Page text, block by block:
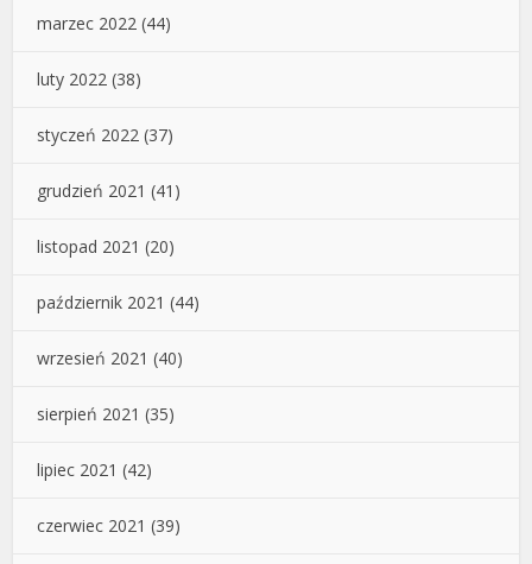
marzec 2022 (44)
luty 2022 (38)
styczeń 2022 (37)
grudzień 2021 (41)
listopad 2021 (20)
październik 2021 (44)
wrzesień 2021 (40)
sierpień 2021 (35)
lipiec 2021 (42)
czerwiec 2021 (39)